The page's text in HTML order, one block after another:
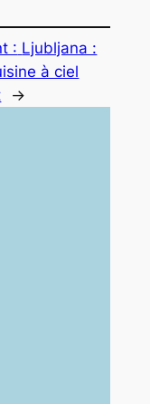
: Ljubljana :
à ciel
→
is